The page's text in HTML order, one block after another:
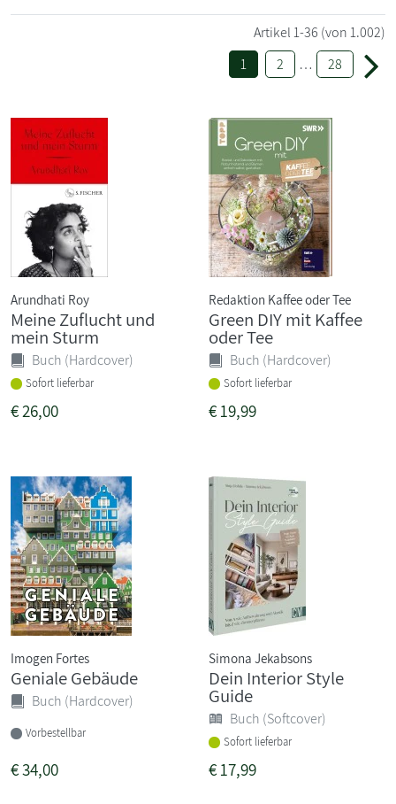
Artikel1-36 (von 1.002)
1
2 … 28
Arundhati Roy
Meine Zuflucht und
mein Sturm
Buch (Hardcover)
Sofort lieferbar
€26,00
Redaktion Kaffee oder Tee
Green DIY mit Kaffee
oder Tee
Buch (Hardcover)
Sofort lieferbar
€19,99
Imogen Fortes
Geniale Gebäude
Buch (Hardcover)
Vorbestellbar
€34,00
Simona Jekabsons
Dein Interior Style
Guide
Buch (Softcover)
Sofort lieferbar
€17,99